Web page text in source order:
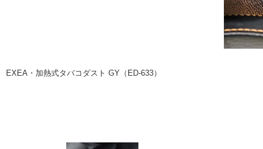
フィルム・ラッピング
ストップ 不具合修理＆粗悪修理
ショップレポート
EXEA・加熱式タバコダスト GY（ED-633）